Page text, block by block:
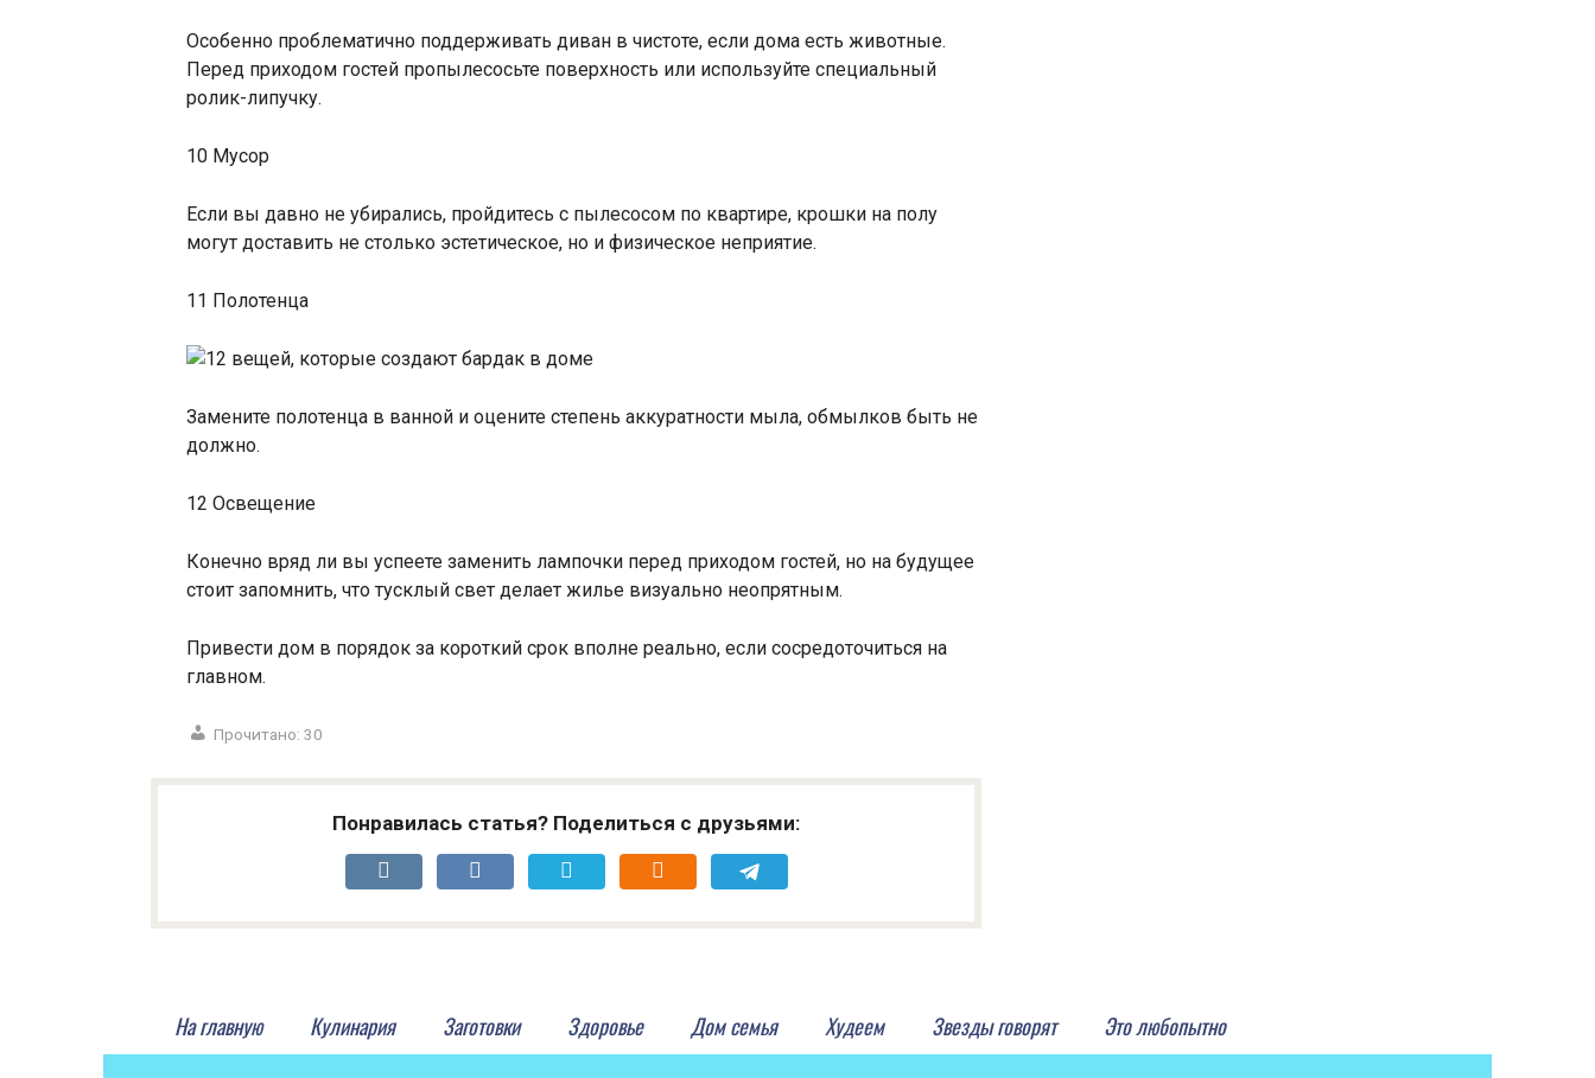
Особенно проблематично поддерживать диван в чистоте, если дома есть животные.
Перед приходом гостей пропылесосьте поверхность или используйте специальный
ролик-липучку.
10 Мусор
Если вы давно не убирались, пройдитесь с пылесосом по квартире, крошки на полу
могут доставить не столько эстетическое, но и физическое неприятие.
11 Полотенца
Замените полотенца в ванной и оцените степень аккуратности мыла, обмылков быть не
должно.
12 Освещение
Конечно вряд ли вы успеете заменить лампочки перед приходом гостей, но на будущее
стоит запомнить, что тусклый свет делает жилье визуально неопрятным.
Привести дом в порядок за короткий срок вполне реально, если сосредоточиться на
главном.
Прочитано: 30
Понравилась статья? Поделиться с друзьями:
На главную Кулинария Заготовки Здоровье Дом семья Худеем Звезды говорят Это любопытно